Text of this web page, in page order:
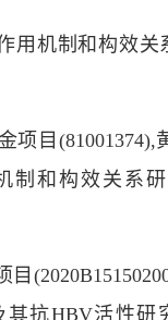
用机制和构效关
项目 (81001374),
制和构效关系
目
其抗HBV活性研